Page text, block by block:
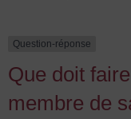
Question-réponse
Que doit
membre de